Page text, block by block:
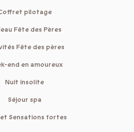
pilotage
Fête des Pères
Fête des pères
end en amoureux
Nuit insolite
Séjour spa
Sensations fortes